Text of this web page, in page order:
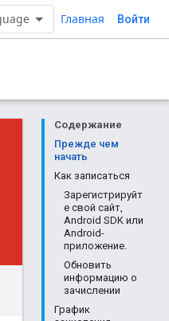
Главная Войти
Содержание
Прежде чем
начать
Как записаться
Зарегистрируйт
е свой сайт,
Android SDK или
Android-
приложение.
Обновить
информацию о
зачислении
График